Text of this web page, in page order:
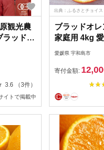
観光農
ラッドオ
大崎
柑橘
ト 送料
3.6 （3件）
イトで掲載中
出典：ふるさとチョイス
ブラッドオ
家庭用 4kg
ールドファー
ラッドオレン
媛ミカン 愛
かん mikan
フルーツ 柑
地直送 国産
B012-024012
愛媛県 宇和島市
寄付金額: